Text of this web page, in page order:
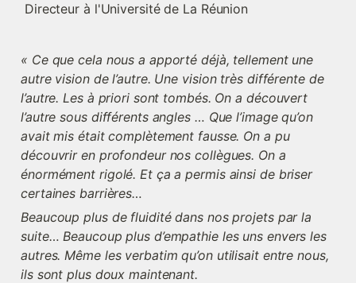
Directeur à l'Université de La Réunion
« Ce que cela nous a apporté déjà, tellement une
autre vision de l’autre. Une vision très différente de
l’autre. Les à priori sont tombés. On a découvert
l’autre sous différents angles … Que l’image qu’on
avait mis était complètement fausse. On a pu
découvrir en profondeur nos collègues. On a
énormément rigolé. Et ça a permis ainsi de briser
certaines barrières…
Beaucoup plus de fluidité dans nos projets par la
suite… Beaucoup plus d’empathie les uns envers les
autres. Même les verbatim qu’on utilisait entre nous,
ils sont plus doux maintenant.